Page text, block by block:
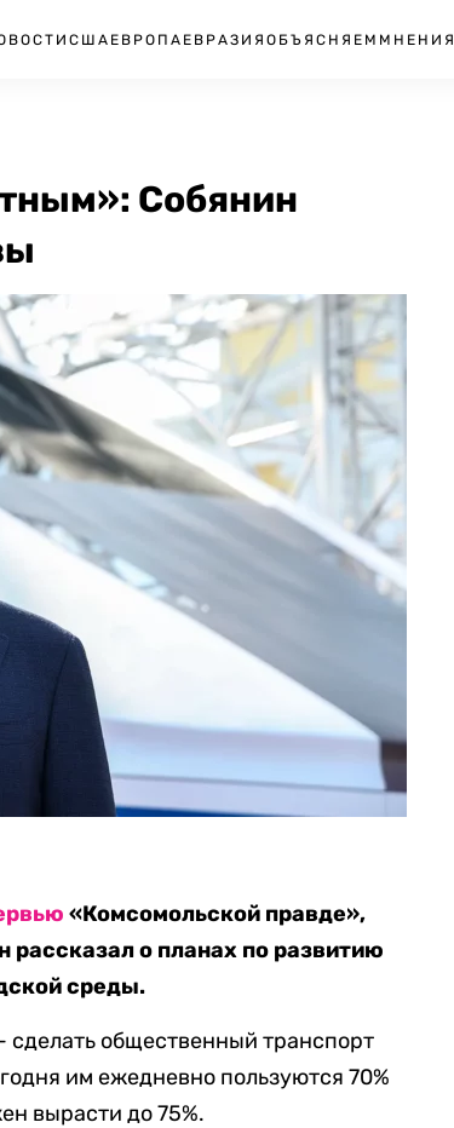
США ЕВРОПА ЕВРАЗИЯ ОБЪЯСНЯЕМ МНЕНИЯ
Собянин
«Комсомольской правде»,
рассказал о планах по развитию
среды.
сделать общественный транспорт
им ежедневно пользуются 70%
вырасти до 75%.